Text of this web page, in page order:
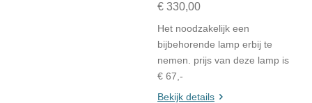
€ 330,00
Het noodzakelijk een
bijbehorende lamp erbij te
nemen. prijs van deze lamp is
€ 67,-
Bekijk details